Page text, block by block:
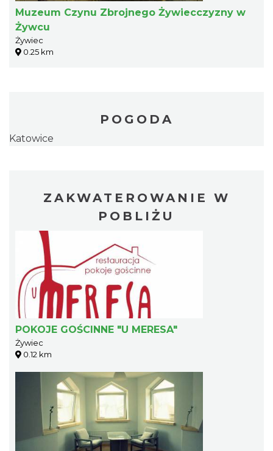
Muzeum Czynu Zbrojnego Żywiecczyzny w
Żywcu
Żywiec
0.25 km
POGODA
Katowice
ZAKWATEROWANIE W
POBLIŻU
POKOJE GOŚCINNE "U MERESA"
Żywiec
0.12 km